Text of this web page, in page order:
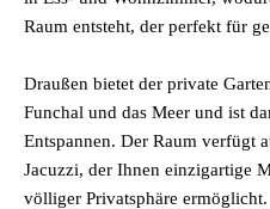
Raum entsteht, der perfekt für
Draußen bietet der private
Funchal und das Meer und ist
Entspannen. Der Raum verfügt
Jacuzzi, der Ihnen einzigartige
völliger Privatsphäre ermöglicht.